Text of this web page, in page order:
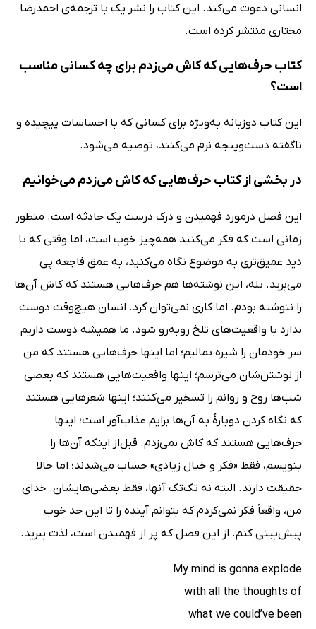
انسانی دعوت می‌کند. این کتاب را نشر یک با ترجمه‌ی احمدرضا
مختاری منتشر کرده است.
کتاب حرف‌هایی که کاش می‌زدم برای چه کسانی مناسب
است؟
این کتاب دوزبانه به‌ویژه برای کسانی که با احساسات پیچیده و
ناگفته دست‌وپنجه نرم می‌کنند، توصیه می‌شود.
در بخشی از کتاب حرف‌هایی که کاش می‌زدم می‌خوانیم
این فصل درمورد فهمیدن و درک درست یک حادثه است. منظور
زمانی است که فکر می‌کنید همه‌چیز خوب است، اما وقتی که با
دید عمیق‌تری به موضوع نگاه می‌کنید، به عمق فاجعه پی
می‌برید. بله، این نوشته‌ها هم حرف‌هایی هستند که کاش آن‌ها
را ننوشته بودم. اما کاری نمی‌توان کرد. انسان هیچ‌وقت دوست
ندارد با واقعیت‌های تلخ روبه‌رو شود. ما همیشه دوست داریم
سر خودمان را شیره بمالیم؛ اما اینها حرف‌هایی هستند که من
از نوشتن‌شان می‌ترسم؛ اینها واقعیت‌هایی هستند که بعضی
شب‌ها روح و روانم را تسخیر می‌کنند؛ اینها شعرهایی هستند
که نگاه کردن دوبارۀ به آن‌ها برایم عذاب‌آور است؛ اینها
حرف‌هایی هستند که کاش نمی‌زدم. قبل‌از اینکه آن‌ها را
بنویسم، فقط «فکر‌ و خیال زیادی» حساب می‌شدند؛ اما حالا
حقیقت دارند. البته نه تک‌تک آنها، فقط بعضی‌ها‌یشان. خدای
من، واقعاً فکر نمی‌کردم که بتوانم آینده را تا این حد خوب
پیش‌بینی کنم. از این فصل که پر از فهمیدن است، لذت ببرید.
My mind is gonna explode
with all the thoughts of
what we could’ve been